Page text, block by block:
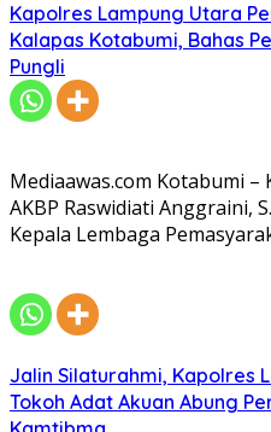
Kapolres Lampung Utara
Kalapas Kotabumi, Bahas
Pungli
Mediaawas.com Kotabumi
AKBP Raswidiati Anggraini,
Kepala Lembaga
Jalin Silaturahmi, Kapolres
Tokoh Adat Akuan Abung